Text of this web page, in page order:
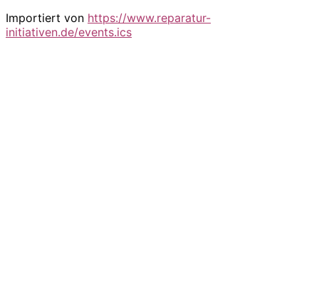
Importiert von https://www.reparatur-
initiativen.de/events.ics